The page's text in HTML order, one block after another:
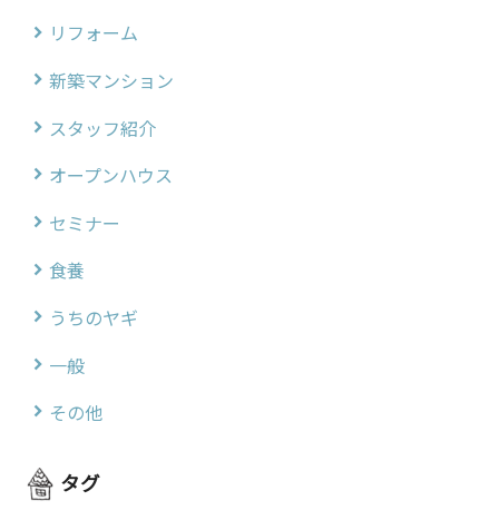
リフォーム
新築マンション
スタッフ紹介
オープンハウス
セミナー
食養
うちのヤギ
一般
その他
タグ